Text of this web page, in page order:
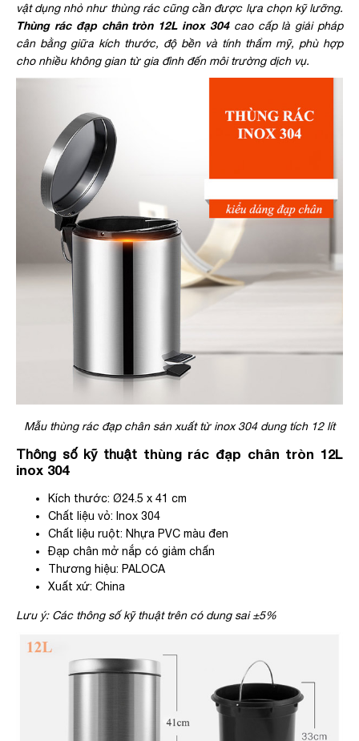
vật dụng nhỏ như thùng rác cũng cần được lựa chọn kỹ lưỡng.
Thùng rác đạp chân tròn 12L inox 304 cao cấp là giải pháp
cân bằng giữa kích thước, độ bền và tính thẩm mỹ, phù hợp
cho nhiều không gian từ gia đình đến môi trường dịch vụ.
Mẫu thùng rác đạp chân sản xuất từ inox 304 dung tích 12 lít
Thông số kỹ thuật thùng rác đạp chân tròn 12L
inox 304
Kích thước: Ø24.5 x 41 cm
Chất liệu vỏ: Inox 304
Chất liệu ruột: Nhựa PVC màu đen
Đạp chân mở nắp có giảm chấn
Thương hiệu: PALOCA
Xuất xứ: China
Lưu ý: Các thông số kỹ thuật trên có dung sai ±5%